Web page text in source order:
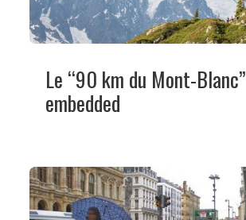
Le “90 km du Mont-Blanc”
embedded